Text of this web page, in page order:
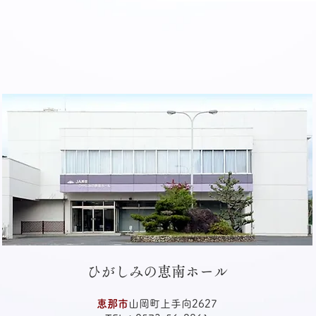
ひがしみの恵南ホール
恵那市 山岡町上手向2627